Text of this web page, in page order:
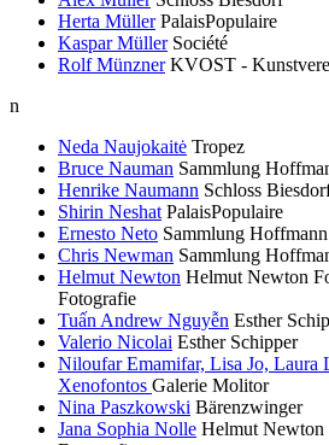
Herta Müller PalaisPopulaire
Kaspar Müller Société
Rolf Münzner KVOST -
n
Neda Naujokaitė Tropez
Bruce Nauman Sammlung
Henrike Naumann Schloss
Shirin Neshat PalaisPopulaire
Ernesto Neto Sammlung Hoffmann
Chris Newman Sammlung
Helmut Newton Helmut Newton
Fotografie
Tuấn Andrew Nguyễn Esther
Valerio Nicolai Esther Schipper
Niloufar Emamifar, Lisa Jo, Laura
Xenofontos Galerie Molitor
Nina Paszkowski Bärenzwinger
Jana Sophia Nolle Helmut Newton